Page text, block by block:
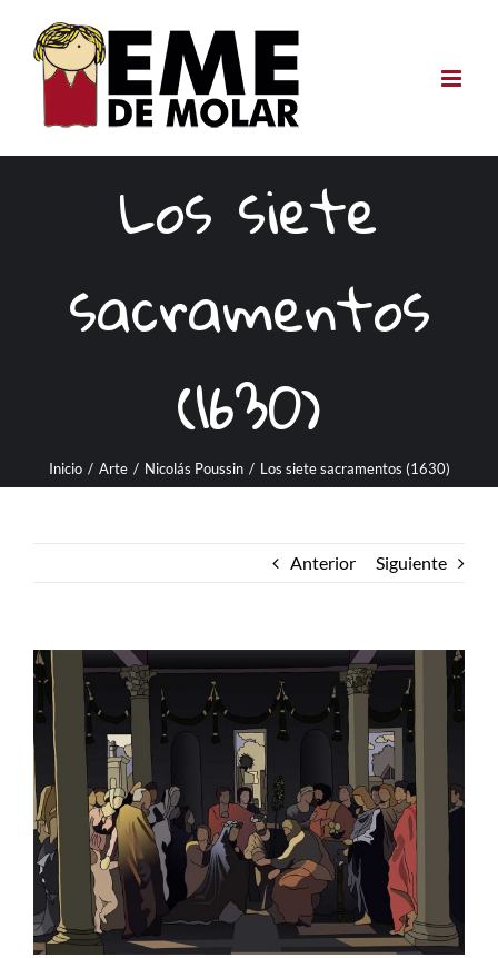
contenido
Los siete
sacramentos
(1630)
Inicio / Arte / Nicolás Poussin / Los siete sacramentos (1630)
Anterior Siguiente
Ver
imagen
más
grande